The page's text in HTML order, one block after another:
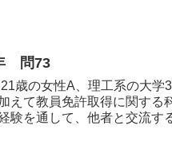
問73
歳の女性A、理工系の大学3
えて教員免許取得に関する
験を通して、他者と交流す